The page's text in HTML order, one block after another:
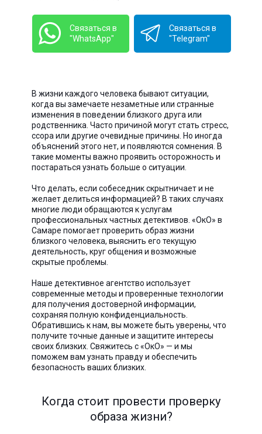
Связаться в
"WhatsApp"
Связаться в
"Telegram"
В жизни каждого человека бывают ситуации,
когда вы замечаете незаметные или странные
изменения в поведении близкого друга или
родственника. Часто причиной могут стать стресс,
ссора или другие очевидные причины. Но иногда
объяснений этого нет, и появляются сомнения. В
такие моменты важно проявить осторожность и
постараться узнать больше о ситуации.
Что делать, если собеседник скрытничает и не
желает делиться информацией? В таких случаях
многие люди обращаются к услугам
профессиональных частных детективов. «ОкО» в
Самаре помогает проверить образ жизни
близкого человека, выяснить его текущую
деятельность, круг общения и возможные
скрытые проблемы.
Наше детективное агентство использует
современные методы и проверенные технологии
для получения достоверной информации,
сохраняя полную конфиденциальность.
Обратившись к нам, вы можете быть уверены, что
получите точные данные и защитите интересы
своих близких. Свяжитесь с «ОкО» — и мы
поможем вам узнать правду и обеспечить
безопасность ваших близких.
Когда стоит провести проверку
образа жизни?